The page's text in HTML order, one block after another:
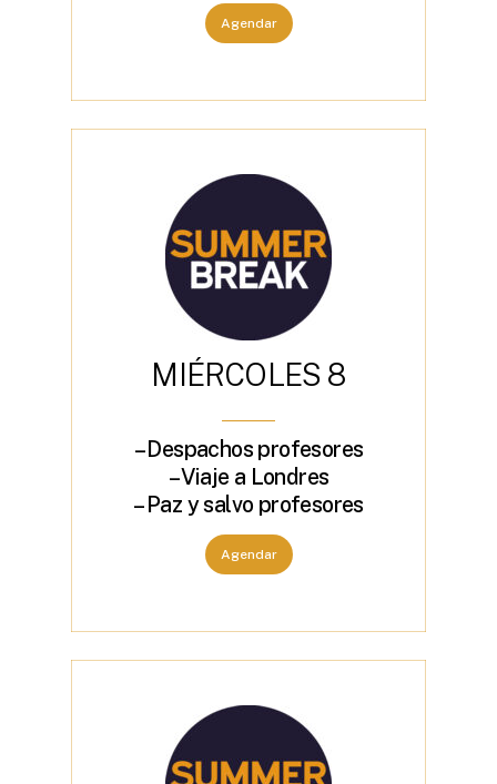
Agendar
MIÉRCOLES 8
– Despachos profesores
– Viaje a Londres
– Paz y salvo profesores
Agendar